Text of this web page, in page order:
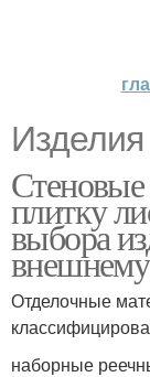
плитку
выбора
Отделочные
наборные